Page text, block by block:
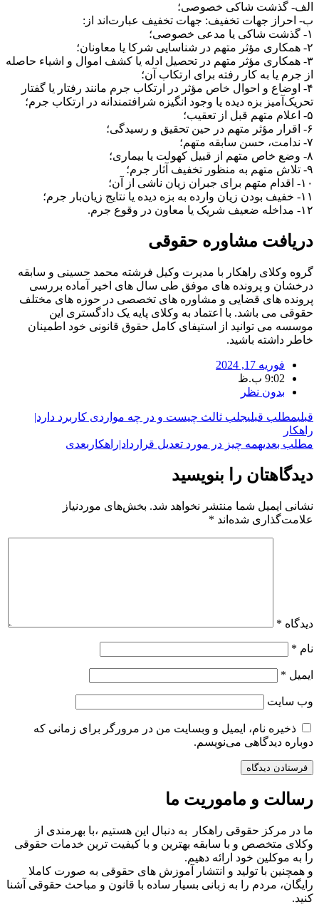
الف- گذشت شاکی خصوصی؛
ب- احراز جهات تخفیف: جهات تخفیف عبارت‌اند از:
۱- گذشت شاکی یا مدعی خصوصی؛
۲- همکاری مؤثر متهم در شناسایی شرکا یا معاونان؛
۳- همکاری مؤثر متهم در تحصیل ادله یا کشف اموال و اشیاء حاصله
از جرم یا به کار رفته برای ارتکاب آن؛
۴- اوضاع و احوال خاص مؤثر در ارتکاب جرم مانند رفتار یا گفتار
تحریک‌آمیز بزه دیده یا وجود انگیزه شرافتمندانه در ارتکاب جرم؛
۵- اعلام متهم قبل از تعقیب؛
۶- اقرار مؤثر متهم در حین تحقیق و رسیدگی؛
۷- ندامت، حسن سابقه متهم؛
۸- وضع خاص متهم از قبیل کهولت یا بیماری؛
۹- تلاش متهم به منظور تخفیف آثار جرم؛
۱۰- اقدام متهم برای جبران زیان ناشی از آن؛
۱۱- خفیف بودن زیان وارده به بزه دیده یا نتایج زیان‌بار جرم؛
۱۲- مداخله ضعیف شریک یا معاون در وقوع جرم.
دریافت مشاوره حقوقی
گروه وکلای راهکار با مدیرت وکیل فرشته محمد حسینی و سابقه
درخشان و پرونده های موفق طی سال های اخیر آماده بررسی
پرونده های قضایی و مشاوره های تخصصی در حوزه های مختلف
حقوقی می باشد. با اعتماد به وکلای پایه یک دادگستری این
موسسه می توانید از استیفای کامل حقوق قانونی خود اطمینان
خاطر داشته باشید.
فوریه 17, 2024
9:02 ب.ظ
بدون نظر
قبلیمطلب قبلیجلب ثالث چیست و در چه مواردی کاربرد دارد|
راهکار
مطلب بعدیهمه چیز در مورد تعدیل قرارداد|راهکار بعدی
دیدگاهتان را بنویسید
نشانی ایمیل شما منتشر نخواهد شد. بخش‌های موردنیاز
علامت‌گذاری شده‌اند *
دیدگاه *
نام *
ایمیل *
وب‌ سایت
ذخیره نام، ایمیل و وبسایت من در مرورگر برای زمانی که
دوباره دیدگاهی می‌نویسم.
رسالت و ماموریت ما
ما در مرکز حقوقی راهکار به دنبال این هستیم ،با بهرمندی از
وکلای متخصص و با سابقه بهترین و با کیفیت ترین خدمات حقوقی
را به موکلین خود ارائه دهیم.
و همچنین با تولید و انتشار آموزش های حقوقی به صورت کاملا
رایگان، مردم را به زبانی بسیار ساده با قانون و مباحث حقوقی آشنا
کنید.